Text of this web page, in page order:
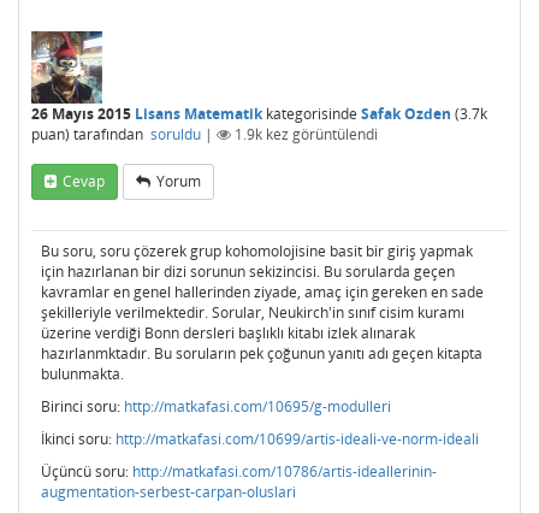
26 Mayıs 2015 Lisans Matematikkategorisinde Safak Ozden (3.7k
puan) tarafından soruldu | 1.9k kez görüntülendi
Cevap Yorum
Bu soru, soru çözerek grup kohomolojisine basit bir giriş yapmak
için hazırlanan bir dizi sorunun sekizincisi. Bu sorularda geçen
kavramlar en genel hallerinden ziyade, amaç için gereken en sade
şekilleriyle verilmektedir. Sorular, Neukirch'in sınıf cisim kuramı
üzerine verdiği Bonn dersleri başlıklı kitabı izlek alınarak
hazırlanmktadır. Bu soruların pek çoğunun yanıtı adı geçen kitapta
bulunmakta.
Birinci soru: http://matkafasi.com/10695/g-modulleri
İkinci soru: http://matkafasi.com/10699/artis-ideali-ve-norm-ideali
Üçüncü soru: http://matkafasi.com/10786/artis-ideallerinin-
augmentation-serbest-carpan-oluslari